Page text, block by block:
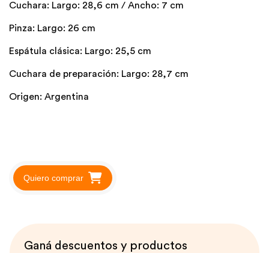
Cuchara: Largo: 28,6 cm / Ancho: 7 cm
Pinza: Largo: 26 cm
Espátula clásica: Largo: 25,5 cm
Cuchara de preparación: Largo: 28,7 cm
Origen: Argentina
Quiero comprar
Ganá descuentos y productos